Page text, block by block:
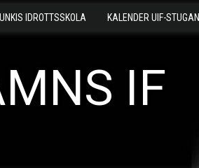
IDROTTSSKOLA KALENDER UIF-STUGAN
IF